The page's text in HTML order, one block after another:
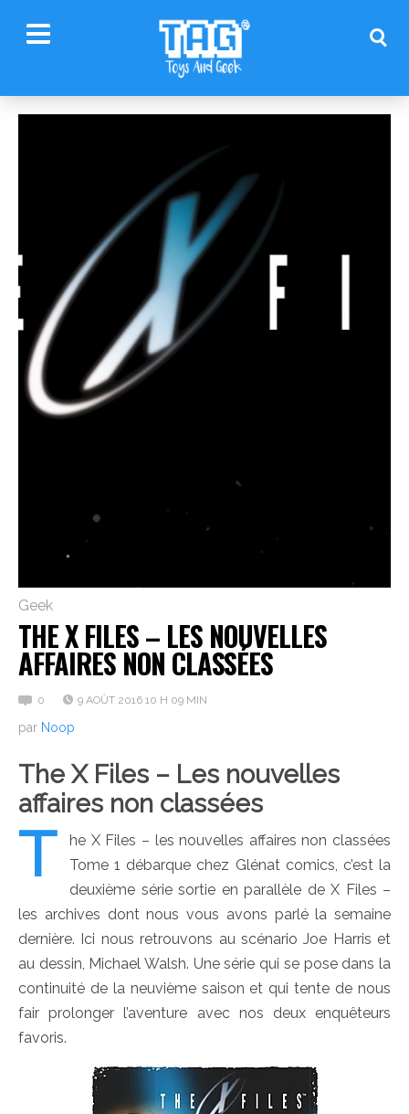
Geek
THE X FILES – LES NOUVELLES
AFFAIRES NON CLASSÉES
0 9 AOÛT 2016 10 H 09 MIN
par Noop
The X Files – Les nouvelles
affaires non classées
T
he X Files – les nouvelles affaires non classées
Tome 1 débarque chez Glénat comics, c’est la
deuxième série sortie en parallèle de X Files –
les archives dont nous vous avons parlé la semaine
dernière. Ici nous retrouvons au scénario Joe Harris et
au dessin, Michael Walsh. Une série qui se pose dans la
continuité de la neuvième saison et qui tente de nous
fair prolonger l’aventure avec nos deux enquêteurs
favoris.